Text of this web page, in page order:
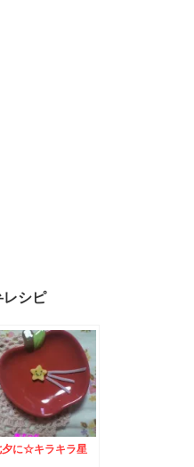
シピ
夕に☆キラキラ星